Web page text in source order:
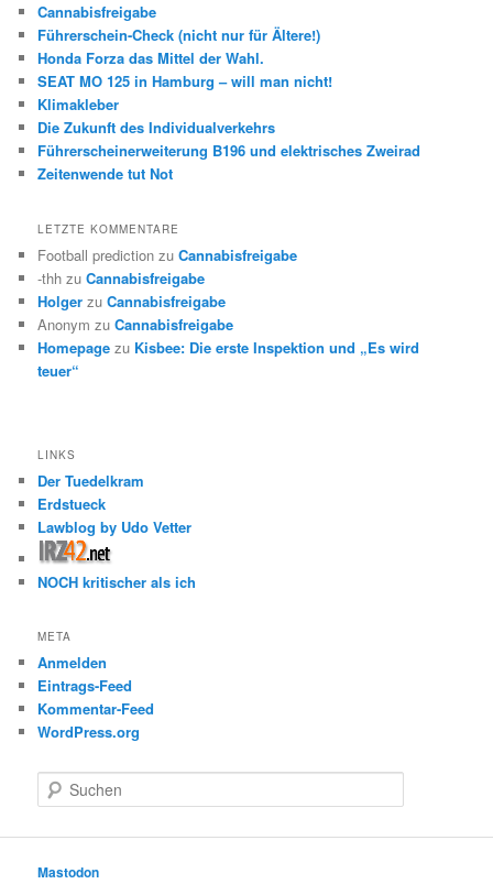
Cannabisfreigabe
Führerschein-Check (nicht nur für Ältere!)
Honda Forza das Mittel der Wahl.
SEAT MO 125 in Hamburg – will man nicht!
Klimakleber
Die Zukunft des Individualverkehrs
Führerscheinerweiterung B196 und elektrisches Zweirad
Zeitenwende tut Not
LETZTE KOMMENTARE
Football prediction zuCannabisfreigabe
-thh zuCannabisfreigabe
Holger zuCannabisfreigabe
Anonym zuCannabisfreigabe
Homepage zu Kisbee: Die erste Inspektion und „Es wird
teuer“
LINKS
Der Tuedelkram
Erdstueck
Lawblog by Udo Vetter
NOCH kritischer als ich
META
Anmelden
Eintrags-Feed
Kommentar-Feed
WordPress.org
u
e
Mastodon